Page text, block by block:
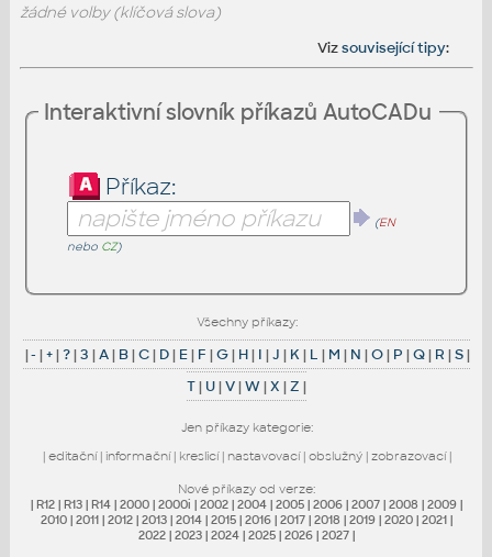
žádné volby (klíčová slova)
Vizsouvisející tipy:
Interaktivní slovník příkazů AutoCADu
Příkaz:
(EN
nebo CZ)
Všechny příkazy:
|- |+|?|3 |A| B|C| D| E| F |G| H| I |J | K| L | M | N |O| P |Q| R |S|
T| U|V|W|X |Z |
Jen příkazy kategorie:
| editační| informační| kreslicí| nastavovací| obslužný| zobrazovací|
Nové příkazy od verze:
| R12 | R13 | R14 | 2000 | 2000i | 2002 | 2004 | 2005 | 2006 | 2007 | 2008 | 2009 |
2010 | 2011 | 2012 | 2013 | 2014 | 2015 | 2016 | 2017 | 2018 | 2019 | 2020 | 2021 |
2022 | 2023 | 2024 | 2025 | 2026 | 2027 |